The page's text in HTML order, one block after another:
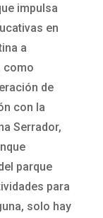
impulsa
en
a
como
de
con la
Serrador,
parque
para
solo hay